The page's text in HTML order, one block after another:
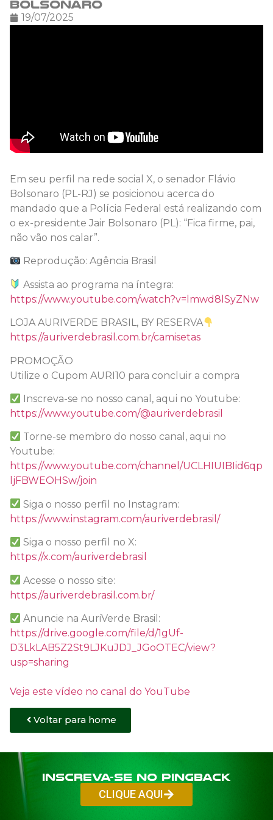
Bolsonaro
19/07/2025
Em seu perfil na rede social X, o senador Flávio
Bolsonaro (PL-RJ) se posicionou acerca do
mandado que a Polícia Federal está realizando com
o ex-presidente Jair Bolsonaro (PL): “Fica firme, pai,
não vão nos calar”.
Reprodução: Agência Brasil
Assista ao programa na íntegra:
https://www.youtube.com/watch?v=lmwd8lSyZNw
LOJA AURIVERDE BRASIL, BY RESERVA
https://auriverdebrasil.com.br/camisetas
PROMOÇÃO
Utilize o Cupom AURI10 para concluir a compra
Inscreva-se no nosso canal, aqui no Youtube:
https://www.youtube.com/@auriverdebrasil
Torne-se membro do nosso canal, aqui no
Youtube:
https://www.youtube.com/channel/UCLHIUIBIid6qp
ljFBWEOHSw/join
Siga o nosso perfil no Instagram:
https://www.instagram.com/auriverdebrasil/
Siga o nosso perfil no X:
https://x.com/auriverdebrasil
Acesse o nosso site:
https://auriverdebrasil.com.br/
Anuncie na AuriVerde Brasil:
https://drive.google.com/file/d/1gUf-
D3LkLAB5Z2St9LJKuJDJ_JGoOTEC/view?
usp=sharing
Veja este vídeo no canal do YouTube
Voltar para home
Inscreva-se no PINGBACK
CLIQUE AQUI